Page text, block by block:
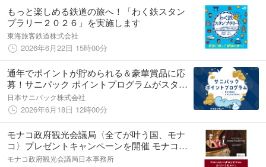
もっと楽しめる鉄道の旅へ！「わく鉄スタン
プラリー２０２６」を実施します
東海旅客鉄道株式会社
2026年6月22日 15時00分
通年でポイントが貯められる＆豪華賞品に応
募！サニパック ポイントプログラムがスター
ト！
日本サニパック株式会社
2026年6月18日 12時00分
モナコ政府観光会議局〈全てが叶う国、モナ
コ〉プレゼントキャンペーンを開催 モナコ四
つ星ホテルの宿泊券が当たる！
モナコ政府観光会議局日本事務所